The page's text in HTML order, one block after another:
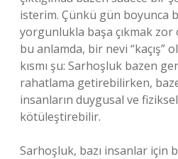
isterim. Çünkü gün boyunca
yorgunlukla başa çıkmak
bu anlamda, bir nevi “kaçış”
kısmı şu: Sarhoşluk bazen
rahatlama getirebilirken,
insanların duygusal ve
kötüleştirebilir.
Sarhoşluk, bazı insanlar için